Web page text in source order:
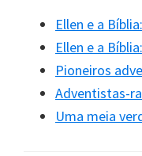
“E junto à cruz
dela …E isto
Ellen e a
Ellen e a
Pioneiros
Adventistas-
Uma meia